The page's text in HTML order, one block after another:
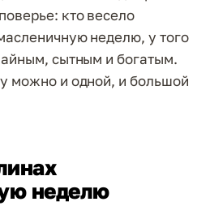
кто весело
неделю, у того
сытным и богатым.
можно и одной, и большой
неделю